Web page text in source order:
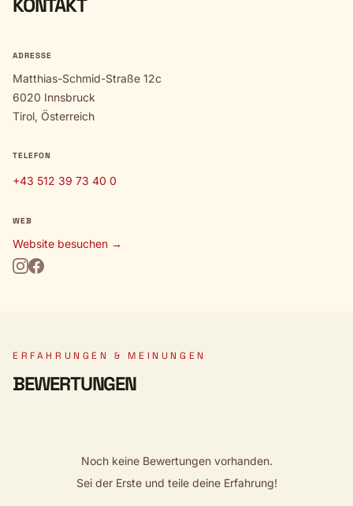
KONTAKT
ADRESSE
Matthias-Schmid-Straße 12c
6020 Innsbruck
Tirol, Österreich
TELEFON
+43 512 39 73 40 0
WEB
Website besuchen →
ERFAHRUNGEN & MEINUNGEN
BEWERTUNGEN
Noch keine Bewertungen vorhanden.
Sei der Erste und teile deine Erfahrung!